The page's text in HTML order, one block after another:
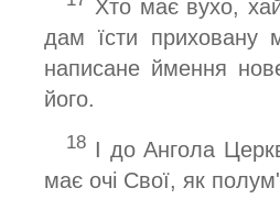
Хто має вухо,
дам їсти приховану
написане ймення
його.
18 І до Ангола
має очі Свої, як